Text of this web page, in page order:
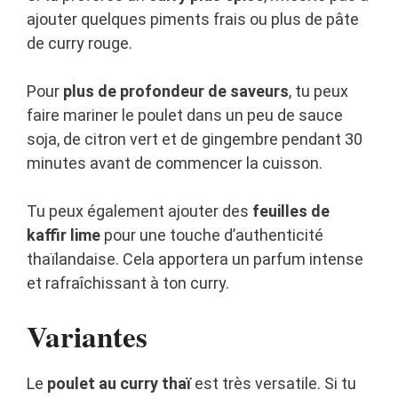
ajouter quelques piments frais ou plus de pâte
de curry rouge.
Pour plus de profondeur de saveurs, tu peux
faire mariner le poulet dans un peu de sauce
soja, de citron vert et de gingembre pendant 30
minutes avant de commencer la cuisson.
Tu peux également ajouter des feuilles de
kaffir lime pour une touche d’authenticité
thaïlandaise. Cela apportera un parfum intense
et rafraîchissant à ton curry.
Variantes
Le poulet au curry thaïest très versatile. Si tu